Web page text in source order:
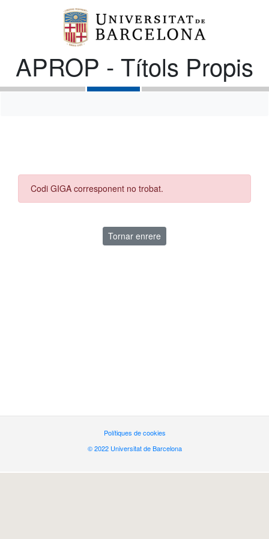
APROP - Títols Propis
Codi GIGA corresponent no trobat.
Tornar enrere
Polítiques de cookies
© 2022 Universitat de Barcelona